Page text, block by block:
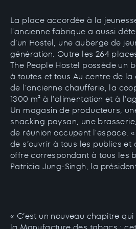
La place accordée à la
l’ancienne fabrique a aussi
d’un Hostel, une auberge de
génération. Outre les 264
The People Hostel possède un
à toutes et tous.Au centre de
de l’ancienne chaufferie, la
1300 m² à l’alimentation et à
Un magasin de producteurs,
snacking paysan, une
de réunion occupent l’espace.
de s’ouvrir à tous les publics et
offre correspondant à tous les
Patricia Jung-Singh, la
« C’est un nouveau chapitre